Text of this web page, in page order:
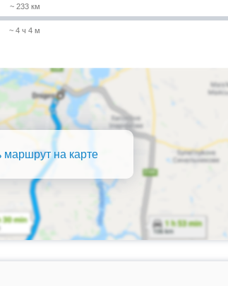
~ 233 км
~ 4 ч 4 м
маршрут на карте